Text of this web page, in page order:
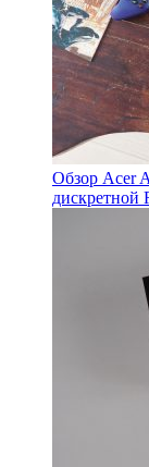
Обзор Acer
дискретной